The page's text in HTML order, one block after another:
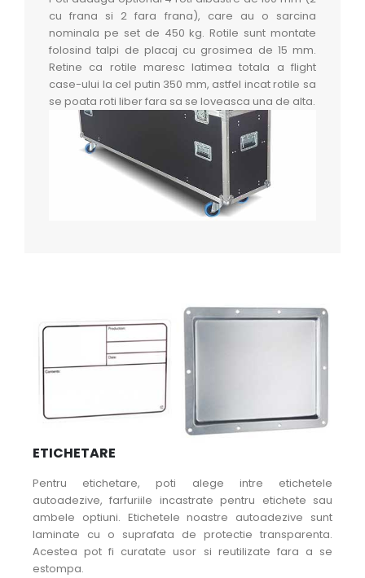
cu frana si 2 fara frana), care au o sarcina
nominala pe set de 450 kg. Rotile sunt montate
folosind talpi de placaj cu grosimea de 15 mm.
Retine ca rotile maresc latimea totala a flight
case-ului la cel putin 350 mm, astfel incat rotile sa
se poata roti liber fara sa se loveasca una de alta.
ETICHETARE
Pentru etichetare, poti alege intre etichetele
autoadezive, farfuriile incastrate pentru etichete sau
ambele optiuni. Etichetele noastre autoadezive sunt
laminate cu o suprafata de protectie transparenta.
Acestea pot fi curatate usor si reutilizate fara a se
estompa.